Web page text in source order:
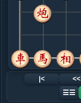
.....车８进１
10. 车一平二
.....砲８进４
.....马７进６
12. 马六进四
13. 车九平七
|< <<
☰☰